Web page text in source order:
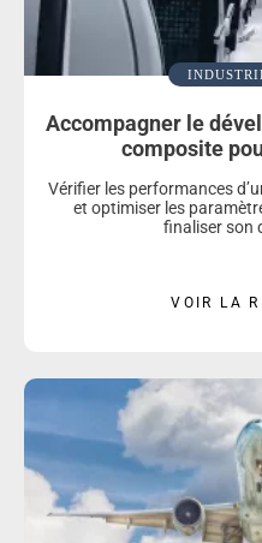
Accompagner le
composite
Vérifier les performances
et optimiser les
finaliser son
VOIR LA